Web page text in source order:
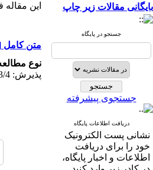
بایگانی مقالات زیر چاپ
جستجو در پایگاه
جستجوی پیشرفته
دریافت اطلاعات پایگاه
نشانی پست الکترونیک
خود را برای دریافت
اطلاعات و اخبار پایگاه،
این
متن کامل kb]
نوع
پذیرش: 1398/3/4 | انتشار: 1398/3/4